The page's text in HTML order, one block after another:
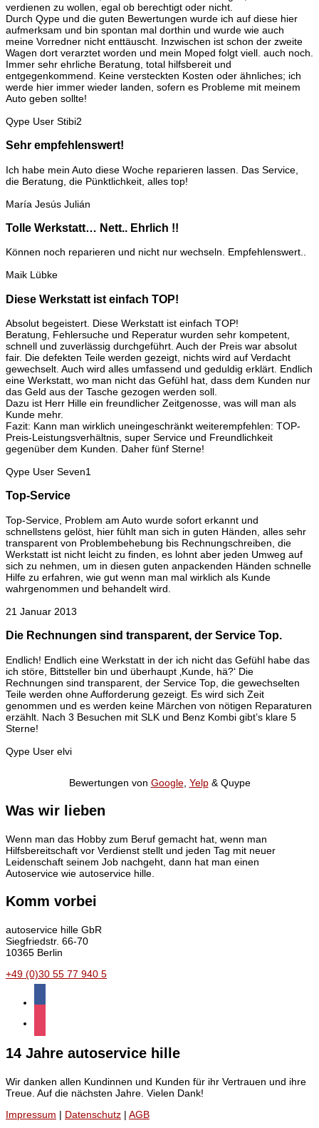
verdienen zu wollen, egal ob berechtigt oder nicht.
Durch Qype und die guten Bewertungen wurde ich auf diese hier
aufmerksam und bin spontan mal dorthin und wurde wie auch
meine Vorredner nicht enttäuscht. Inzwischen ist schon der zweite
Wagen dort verarztet worden und mein Moped folgt viell. auch noch.
Immer sehr ehrliche Beratung, total hilfsbereit und
entgegenkommend. Keine versteckten Kosten oder ähnliches; ich
werde hier immer wieder landen, sofern es Probleme mit meinem
Auto geben sollte!
Qype User Stibi2
Sehr empfehlenswert!
Ich habe mein Auto diese Woche reparieren lassen. Das Service,
die Beratung, die Pünktlichkeit, alles top!
María Jesús Julián
Tolle Werkstatt… Nett.. Ehrlich !!
Können noch reparieren und nicht nur wechseln. Empfehlenswert..
Maik Lübke
Diese Werkstatt ist einfach TOP!
Absolut begeistert. Diese Werkstatt ist einfach TOP!
Beratung, Fehlersuche und Reperatur wurden sehr kompetent,
schnell und zuverlässig durchgeführt. Auch der Preis war absolut
fair. Die defekten Teile werden gezeigt, nichts wird auf Verdacht
gewechselt. Auch wird alles umfassend und geduldig erklärt. Endlich
eine Werkstatt, wo man nicht das Gefühl hat, dass dem Kunden nur
das Geld aus der Tasche gezogen werden soll.
Dazu ist Herr Hille ein freundlicher Zeitgenosse, was will man als
Kunde mehr.
Fazit: Kann man wirklich uneingeschränkt weiterempfehlen: TOP-
Preis-Leistungsverhältnis, super Service und Freundlichkeit
gegenüber dem Kunden. Daher fünf Sterne!
Qype User Seven1
Top-Service
Top-Service, Problem am Auto wurde sofort erkannt und
schnellstens gelöst, hier fühlt man sich in guten Händen, alles sehr
transparent von Problembehebung bis Rechnungschreiben, die
Werkstatt ist nicht leicht zu finden, es lohnt aber jeden Umweg auf
sich zu nehmen, um in diesen guten anpackenden Händen schnelle
Hilfe zu erfahren, wie gut wenn man mal wirklich als Kunde
wahrgenommen und behandelt wird.
21 Januar 2013
Die Rechnungen sind transparent, der Service Top.
Endlich! Endlich eine Werkstatt in der ich nicht das Gefühl habe das
ich störe, Bittsteller bin und überhaupt ‚Kunde, hä?‘ Die
Rechnungen sind transparent, der Service Top, die gewechselten
Teile werden ohne Aufforderung gezeigt. Es wird sich Zeit
genommen und es werden keine Märchen von nötigen Reparaturen
erzählt. Nach 3 Besuchen mit SLK und Benz Kombi gibt’s klare 5
Sterne!
Qype User elvi
Bewertungen von Google, Yelp& Quype
Was wir lieben
Wenn man das Hobby zum Beruf gemacht hat, wenn man
Hilfsbereitschaft vor Verdienst stellt und jeden Tag mit neuer
Leidenschaft seinem Job nachgeht, dann hat man einen
Autoservice wie autoservice hille.
Komm vorbei
autoservice hille GbR
Siegfriedstr. 66-70
10365 Berlin
+49 (0)30 55 77 940 5
14 Jahre autoservice hille
Wir danken allen Kundinnen und Kunden für ihr Vertrauen und ihre
Treue. Auf die nächsten Jahre. Vielen Dank!
Impressum | Datenschutz | AGB